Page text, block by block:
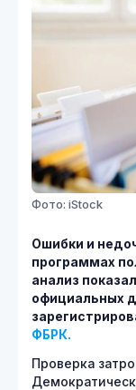
Фото: iStock
Ошибки и
программах
анализ
официальных
ФБРК.
Проверка